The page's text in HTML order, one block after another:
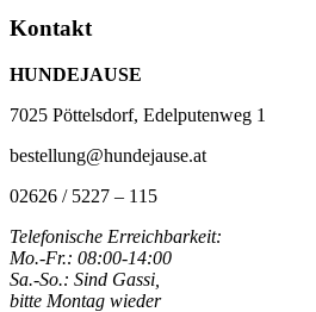
Kontakt
HUNDEJAUSE
7025 Pöttelsdorf, Edelputenweg 1
bestellung@hundejause.at
02626 / 5227 – 115
Telefonische Erreichbarkeit:
Mo.-Fr.: 08:00-14:00
Sa.-So.: Sind Gassi,
bitte Montag wieder